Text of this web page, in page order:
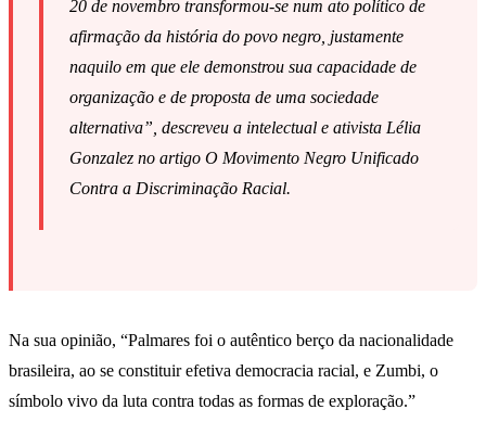
20 de novembro transformou-se num ato político de
afirmação da história do povo negro, justamente
naquilo em que ele demonstrou sua capacidade de
organização e de proposta de uma sociedade
alternativa”, descreveu a intelectual e ativista Lélia
Gonzalez no artigo O Movimento Negro Unificado
Contra a Discriminação Racial.
Na sua opinião, “Palmares foi o autêntico berço da nacionalidade
brasileira, ao se constituir efetiva democracia racial, e Zumbi, o
símbolo vivo da luta contra todas as formas de exploração.”